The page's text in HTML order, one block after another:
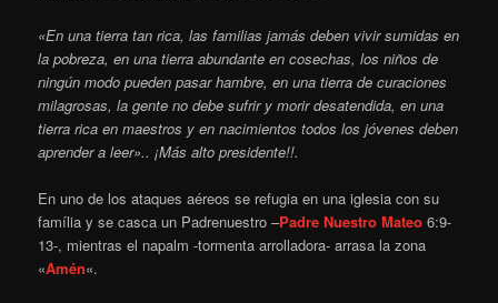
«En una tierra tan rica, las familias jamás deben vivir sumidas en
la pobreza, en una tierra abundante en cosechas, los niños de
ningún modo pueden pasar hambre, en una tierra de curaciones
milagrosas, la gente no debe sufrir y morir desatendida, en una
tierra rica en maestros y en nacimientos todos los jóvenes deben
aprender a leer».. ¡Más alto presidente!!.
En uno de los ataques aéreos se refugia en una iglesia con su
família y se casca un Padrenuestro –Padre Nuestro Mateo 6:9-
13-, mientras el napalm -tormenta arrolladora- arrasa la zona
«Amén«.